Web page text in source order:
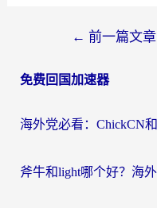
导
← 前一篇文章
免费回国加速器